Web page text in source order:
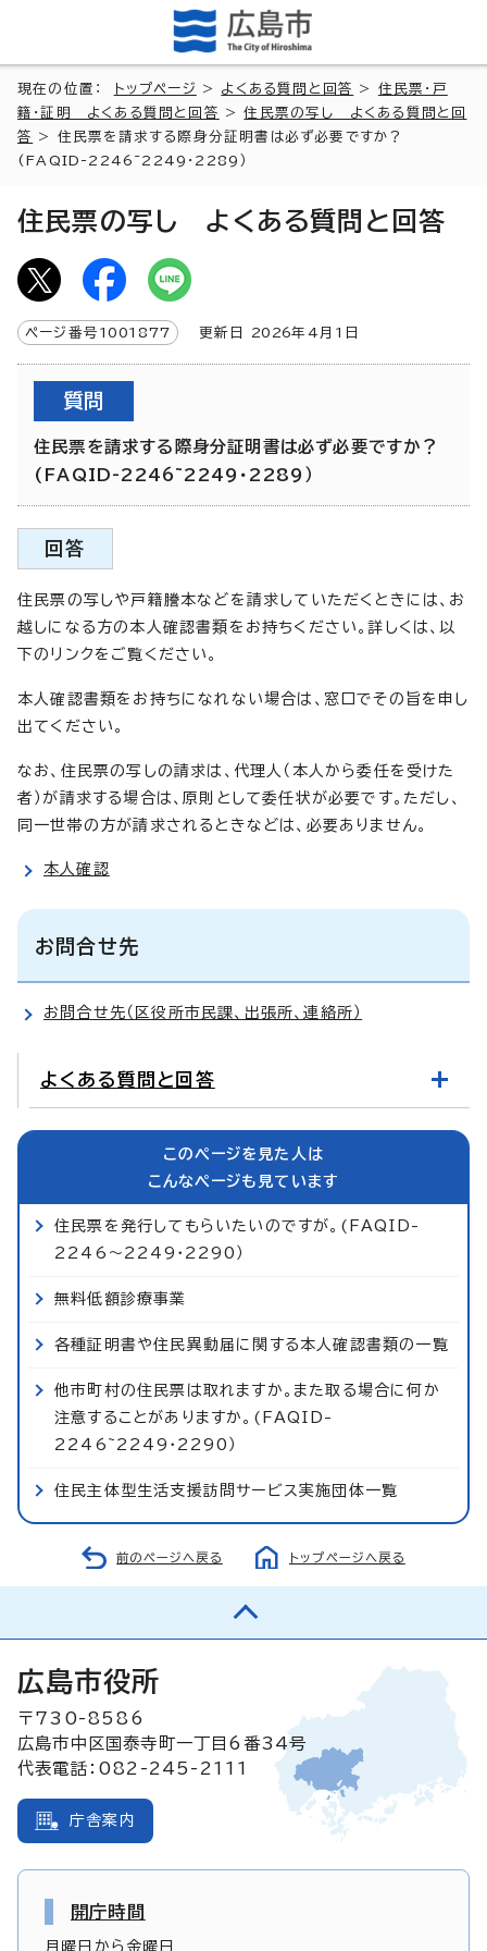
現在の位置： トップページ > よくある質問と回答 > 住民票・戸
籍・証明 よくある質問と回答
>住民票の写し よくある質問と回
答
> 住民票を請求する際身分証明書は必ず必要ですか？
(FAQID-2246~2249・2289）
住民票の写し よくある質問と回答
ページ番号 1001877 更新日 2026年4月1日
質問
住民票を請求する際身分証明書は必ず必要ですか？
(FAQID-2246~2249・2289）
回答
住民票の写しや戸籍謄本などを請求していただくときには、お
越しになる方の本人確認書類をお持ちください。詳しくは、以
下のリンクをご覧ください。
本人確認書類をお持ちになれない場合は、窓口でその旨を申し
出てください。
なお、住民票の写しの請求は、代理人（本人から委任を受けた
者）が請求する場合は、原則として委任状が必要です。ただし、
同一世帯の方が請求されるときなどは、必要ありません。
本人確認
お問合せ先
お問合せ先（区役所市民課、出張所、連絡所）
よくある質問と回答
このページを見た人は
こんなページも見ています
住民票を発行してもらいたいのですが。(FAQID-
2246～2249・2290）
無料低額診療事業
各種証明書や住民異動届に関する本人確認書類の一覧
他市町村の住民票は取れますか。また取る場合に何か
注意することがありますか。(FAQID-
2246~2249・2290）
住民主体型生活支援訪問サービス実施団体一覧
前のページへ戻る トップページへ戻る
広島市役所
〒730-8586
広島市中区国泰寺町一丁目6番34号
代表電話：082-245-2111
庁舎案内
開庁時間
月曜日から金曜日